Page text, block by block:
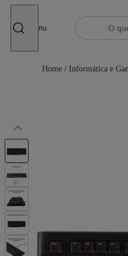
Menu
Home / Informática e